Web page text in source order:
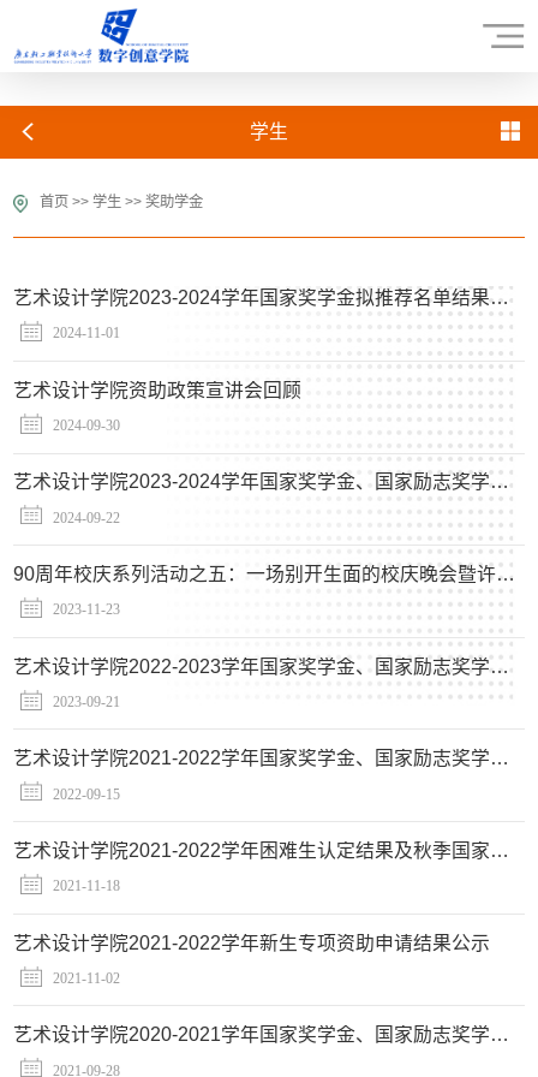
学生
首页 >>学生 >>奖助学金
艺术设计学院2023-2024学年国家奖学金拟推荐名单结果公示（新增）
2024-11-01
艺术设计学院资助政策宣讲会回顾
2024-09-30
艺术设计学院2023-2024学年国家奖学金、国家励志奖学金拟推荐名单公示
2024-09-22
90周年校庆系列活动之五：一场别开生面的校庆晚会暨许鸿飞奖学金颁奖典礼
2023-11-23
艺术设计学院2022-2023学年国家奖学金、国家励志奖学金拟推荐名单结果公示
2023-09-21
艺术设计学院2021-2022学年国家奖学金、国家励志奖学金拟推荐名单结果公示
2022-09-15
艺术设计学院2021-2022学年困难生认定结果及秋季国家助学金名单公示
2021-11-18
艺术设计学院2021-2022学年新生专项资助申请结果公示
2021-11-02
艺术设计学院2020-2021学年国家奖学金、国家励志奖学金拟推荐名单结果公示
2021-09-28